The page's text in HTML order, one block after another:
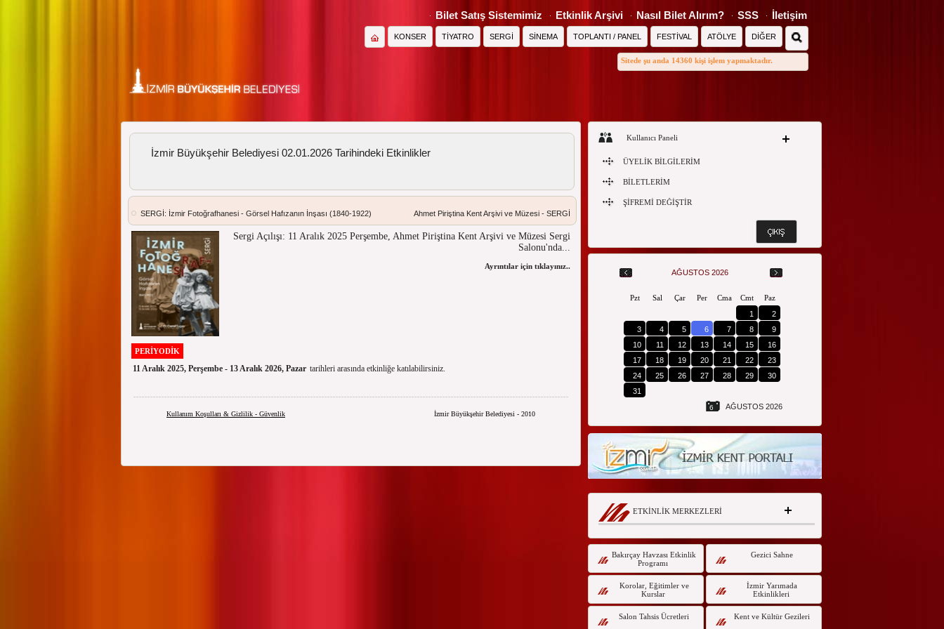
İletişim
SSS
Nasıl Bilet Alırım?
Etkinlik Arşivi
Bilet Satış Sistemimiz
DİĞER
ATÖLYE
FESTİVAL
TOPLANTI / PANEL
SİNEMA
SERGİ
TİYATRO
KONSER
Sitede şu anda 14360 kişi işlem yapmaktadır.
İzmir Büyükşehir Belediyesi 02.01.2026 Tarihindeki Etkinlikler
SERGİ: İzmir Fotoğrafhanesi - Görsel Hafızanın İnşası (1840-1922) Ahmet Piriştina Kent Arşivi ve Müzesi - SERGİ
Sergi Açılışı: 11 Aralık 2025 Perşembe, Ahmet Piriştina Kent Arşivi ve Müzesi Sergi
Salonu'nda...
Ayrıntılar için tıklayınız...
PERİYODİK
11 Aralık 2025, Perşembe - 13 Aralık 2026, Pazar tarihleri arasında etkinliğe katılabilirsiniz.
Kullanım Koşulları & Gizlilik - Güvenlik İzmir Büyükşehir Belediyesi - 2010
Kullanıcı Paneli
ÜYELİK BİLGİLERİM
BİLETLERİM
ŞİFREMİ DEĞİŞTİR
AĞUSTOS 2026
Pzt Sal Çar Per Cma Cmt
Paz
1
2
3
4 5 6 7 8
9
10
11 12 13 14 15
16
17
18 19 20 21 22
23
24
25 26 27 28 29
30
31
AĞUSTOS 2026
6
ETKİNLİK MERKEZLERİ
Bakırçay Havzası Etkinlik
Programı
Gezici Sahne
Korolar, Eğitimler ve
Kurslar
İzmir Yarımada
Etkinlikleri
Salon Tahsis Ücretleri Kent ve Kültür Gezileri